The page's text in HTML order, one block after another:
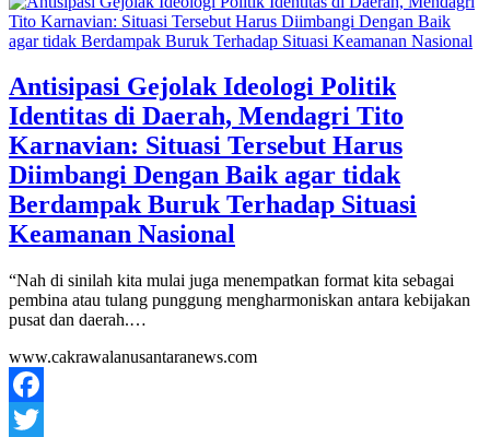
Mail
Share
Antisipasi Gejolak Ideologi Politik
Identitas di Daerah, Mendagri Tito
Karnavian: Situasi Tersebut Harus
Diimbangi Dengan Baik agar tidak
Berdampak Buruk Terhadap Situasi
Keamanan Nasional
“Nah di sinilah kita mulai juga menempatkan format kita sebagai
pembina atau tulang punggung mengharmoniskan antara kebijakan
pusat dan daerah.…
www.cakrawalanusantaranews.com
Facebook